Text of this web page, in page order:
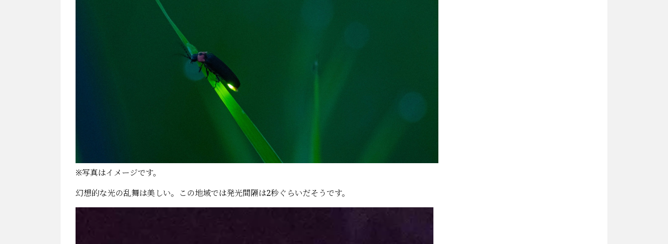
※写真はイメージです。
幻想的な光の乱舞は美しい。この地域では発光間隔は2秒ぐらいだそうです。